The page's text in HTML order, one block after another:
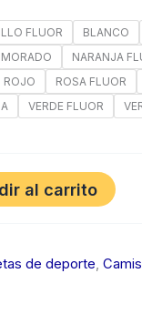
FLUOR BLANCO
MORADO NARANJA
ROJO ROSA FLUOR
VERDE FLUOR
al carrito
de deporte,